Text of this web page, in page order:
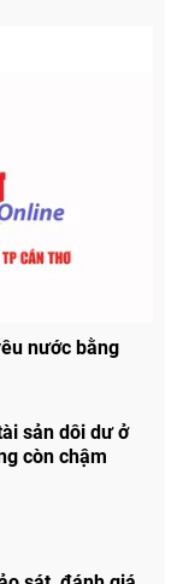
nước bằng
sản dôi dư ở
còn chậm